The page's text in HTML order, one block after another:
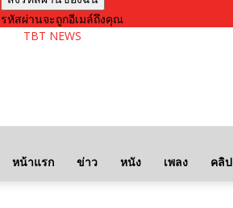
รหัสผ่านจะถูกอีเมล์ถึงคุณ
TBT NEWS
หน้าแรก ข่าว หนัง เพลง คลิป